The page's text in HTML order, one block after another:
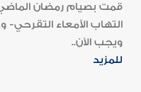
قمت بصيام رمضان
التهاب الأمعاء التقرحي-
ويجب الآن..
للمزيد